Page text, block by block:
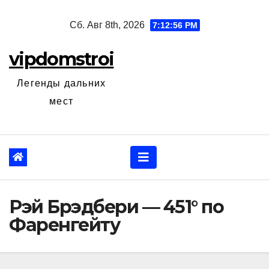
Сб. Авг 8th, 2026 7:12:57 PM
vipdomstroi
Легенды дальних
мест
Рэй Брэдбери — 451° по
Фаренгейту